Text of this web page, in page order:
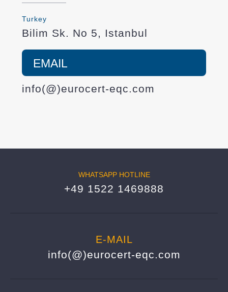
Turkey
Bilim Sk. No 5, Istanbul
EMAIL
info(@)eurocert-eqc.com
WHATSAPP HOTLINE
+49 1522 1469888
E-MAIL
info(@)eurocert-eqc.com